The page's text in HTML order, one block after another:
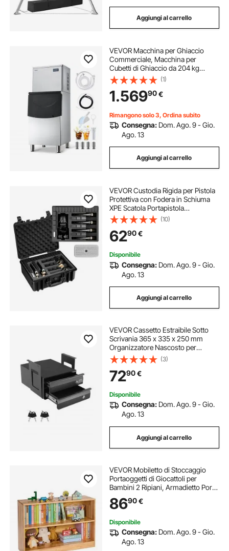
Aggiungi al carrello
VEVOR Macchina per Ghiaccio
Commerciale, Macchina per
Cubetti di Ghiaccio da 204 kg
Autopulente con Contenitore di
Stoccaggio in Acciaio Inox da 113
kg, Touchscreen per Bar,
Caffetteria, Ristorante
(1)
1.56990€
Rimangono solo 3, Ordina subito
Consegna: Dom. Ago. 9 - Gio.
Ago. 13
Aggiungi al carrello
VEVOR Custodia Rigida per Pistola
Protettiva con Fodera in Schiuma
XPE Scatola Portapistola
Impermeabile IP67 Modulo di
Stoccaggio Personalizzabile,
Custodia per 6 Pistole
475x415x215 mm
(10)
6290€
Disponibile
Consegna: Dom. Ago. 9 - Gio.
Ago. 13
Aggiungi al carrello
VEVOR Cassetto Estraibile Sotto
Scrivania 365 x 335 x 250 mm
Organizzatore Nascosto per
Riporre Oggetti 2 Strati, Cassetto
Portapenne Bloccabile Sottotop per
Postazioni di Lavoro Seduta in
Piedi, Nero
(3)
7290€
Disponibile
Consegna: Dom. Ago. 9 - Gio.
Ago. 13
Aggiungi al carrello
VEVOR Mobiletto di Stoccaggio
Portaoggetti di Giocattoli per
Bambini 2 Ripiani, Armadietto Porta
Giocattoli con 2 Scomparti, Scaffale
per Giocattoli per Camera da Letto,
8690€
Disponibile
Consegna: Dom. Ago. 9 - Gio.
Ago. 13